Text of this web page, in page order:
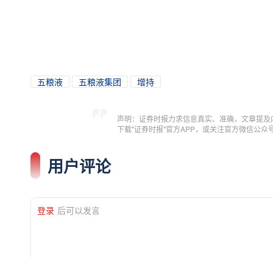
五粮液 五粮液集团 增持
声明：证券时报力求信息真实、准确，文章提
下载"证券时报"官方APP，或关注官方微信公
用户评论
登录 后可以发言